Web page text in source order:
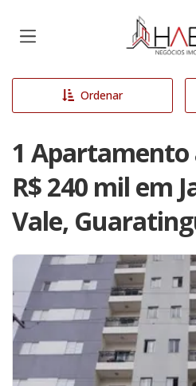
Página
Ordenar
1 Apartamento
R$ 240 mil em
Vale,